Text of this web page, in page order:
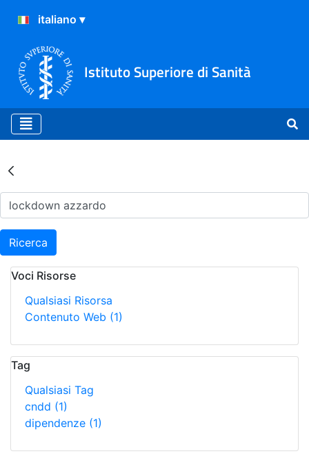
Istituto Superiore di Sanità
Risultati della Ricerca -
Ricerca
Voci Risorse
Qualsiasi Risorsa
Contenuto Web (1)
Tag
Qualsiasi Tag
cndd (1)
dipendenze (1)